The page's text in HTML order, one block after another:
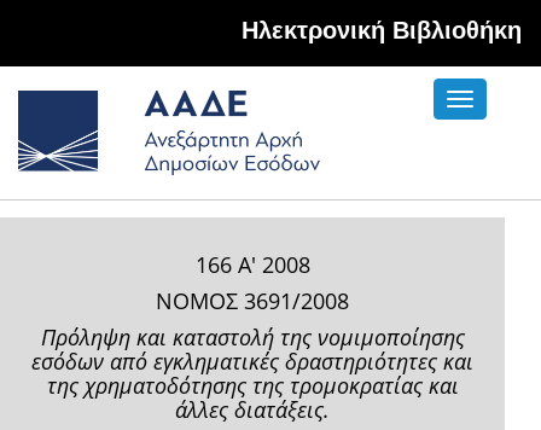
Hλεκτρονική Βιβλιοθήκη
Toggle
166 Α' 2008
ΝΟΜΟΣ 3691/2008
Πρόληψη και καταστολή της νομιμοποίησης
εσόδων από εγκληματικές δραστηριότητες και
της χρηματοδότησης της τρομοκρατίας και
άλλες διατάξεις.